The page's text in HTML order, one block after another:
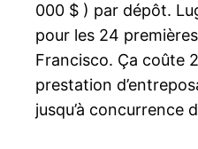
000 $ ) par dépôt.
pour les 24
Francisco. Ça coûte
prestation
jusqu’à concurrence